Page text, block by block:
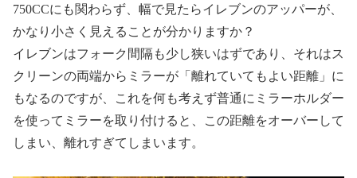
750CCにも関わらず、幅で見たらイレブンのアッパーが、
かなり小さく見えることが分かりますか？
イレブンはフォーク間隔も少し狭いはずであり、それはス
クリーンの両端からミラーが「離れていてもよい距離」に
もなるのですが、これを何も考えず普通にミラーホルダー
を使ってミラーを取り付けると、この距離をオーバーして
しまい、離れすぎてしまいます。